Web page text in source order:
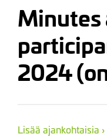
Minutes
2024
Lisää ajankohtaisia ›